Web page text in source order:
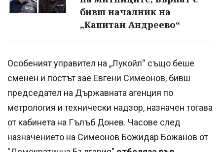
бивш началник на
„Капитан Андреево“
Особеният управител на „Лукойл“ също беше
сменен и постът зае Евгени Симеонов, бивш
председател на Държавната агенция по
метрология и технически надзор, назначен тогава
от кабинета на Гълъб Донев. Часове след
назначението на Симеонов Божидар Божанов от